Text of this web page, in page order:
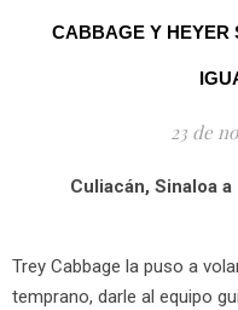
CABBAGE Y HEYER
23 de
Culiacán, Sinaloa a 23 de noviembre de 2022 | Prensa
Trey Cabbage la puso a
temprano, darle al equipo